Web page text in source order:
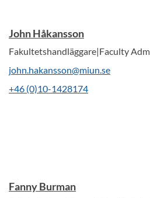
John Håkansson
Fakultetshandläggare|Faculty
john.hakansson@miun.se
+46 (0)10-1428174
Fanny Burman